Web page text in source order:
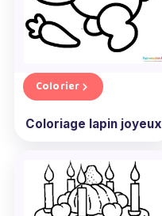
Colorier
Coloriage lapin joyeux